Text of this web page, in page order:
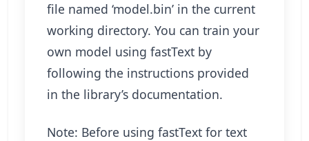
file named ‘model.bin’ in the current
working directory. You can train your
own model using fastText by
following the instructions provided
in the library’s documentation.
Note: Before using fastText for text